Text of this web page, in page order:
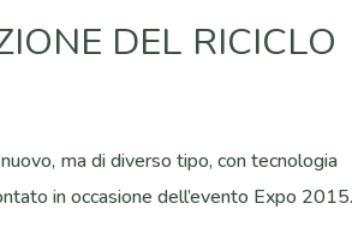
DEL RICICLO
ma di diverso tipo, con tecnologia
in occasione dell’evento Expo 2015.